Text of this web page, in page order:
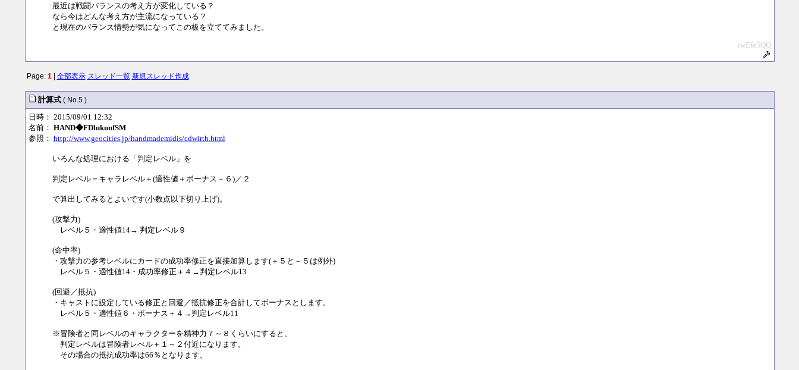
最近は戦闘バランスの考え方が変化している？
なら今はどんな考え方が主流になっている？
と現在のバランス情勢が気になってこの板を立ててみました。
iwEfe3QQ
Page: 1| 全部表示 スレッド一覧 新規スレッド作成
計算式 ( No.5 )
日時： 2015/09/01 12:32
名前： HAND◆FDlukunfSM
参照： http://www.geocities.jp/handmademidis/cdwirth.html
いろんな処理における「判定レベル」を
判定レベル＝キャラレベル＋(適性値＋ボーナス－６)／２
で算出してみるとよいです(小数点以下切り上げ)。
(攻撃力)
レベル５・適性値14→ 判定レベル９
(命中率)
・攻撃力の参考レベルにカードの成功率修正を直接加算します(＋５と－５は例外)
レベル５・適性値14・成功率修正＋４→判定レベル13
(回避／抵抗)
・キャストに設定している修正と回避／抵抗修正を合計してボーナスとします。
レベル５・適性値６・ボーナス＋４→判定レベル11
※冒険者と同レベルのキャラクターを精神力７～８くらいにすると、
判定レベルは冒険者レべル＋１～２付近になります。
その場合の抵抗成功率は66％となります。